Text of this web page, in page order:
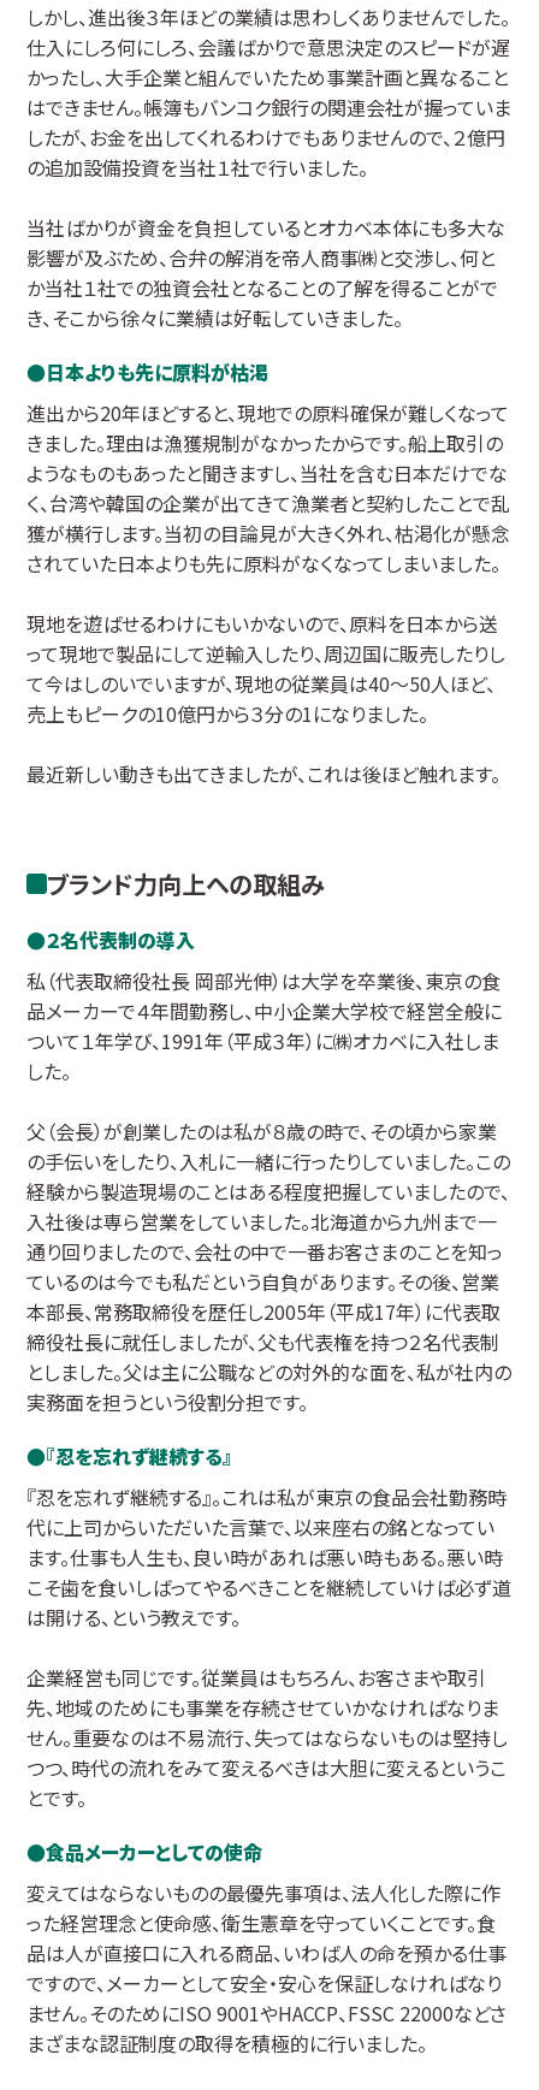
しかし、進出後３年ほどの業績は思わしくありませんでした。
仕入にしろ何にしろ、会議ばかりで意思決定のスピードが遅
かったし、大手企業と組んでいたため事業計画と異なること
はできません。帳簿もバンコク銀行の関連会社が握っていま
したが、お金を出してくれるわけでもありませんので、２億円
の追加設備投資を当社１社で行いました。
当社ばかりが資金を負担しているとオカベ本体にも多大な
影響が及ぶため、合弁の解消を帝人商事㈱と交渉し、何と
か当社１社での独資会社となることの了解を得ることがで
き、そこから徐々に業績は好転していきました。
日本よりも先に原料が枯渇
進出から20年ほどすると、現地での原料確保が難しくなって
きました。理由は漁獲規制がなかったからです。船上取引の
ようなものもあったと聞きますし、当社を含む日本だけでな
く、台湾や韓国の企業が出てきて漁業者と契約したことで乱
獲が横行します。当初の目論見が大きく外れ、枯渇化が懸念
されていた日本よりも先に原料がなくなってしまいました。
現地を遊ばせるわけにもいかないので、原料を日本から送
って現地で製品にして逆輸入したり、周辺国に販売したりし
て今はしのいでいますが、現地の従業員は40～50人ほど、
売上もピークの10億円から３分の1になりました。
最近新しい動きも出てきましたが、これは後ほど触れます。
ブランド力向上への取組み
２名代表制の導入
私（代表取締役社長 岡部光伸）は大学を卒業後、東京の食
品メーカーで４年間勤務し、中小企業大学校で経営全般に
ついて１年学び、1991年（平成３年）に㈱オカベに入社しま
した。
父（会長）が創業したのは私が８歳の時で、その頃から家業
の手伝いをしたり、入札に一緒に行ったりしていました。この
経験から製造現場のことはある程度把握していましたので、
入社後は専ら営業をしていました。北海道から九州まで一
通り回りましたので、会社の中で一番お客さまのことを知っ
ているのは今でも私だという自負があります。その後、営業
本部長、常務取締役を歴任し2005年（平成17年）に代表取
締役社長に就任しましたが、父も代表権を持つ２名代表制
としました。父は主に公職などの対外的な面を、私が社内の
実務面を担うという役割分担です。
『忍を忘れず継続する』
『忍を忘れず継続する』。これは私が東京の食品会社勤務時
代に上司からいただいた言葉で、以来座右の銘となってい
ます。仕事も人生も、良い時があれば悪い時もある。悪い時
こそ歯を食いしばってやるべきことを継続していけば必ず道
は開ける、という教えです。
企業経営も同じです。従業員はもちろん、お客さまや取引
先、地域のためにも事業を存続させていかなければなりま
せん。重要なのは不易流行、失ってはならないものは堅持し
つつ、時代の流れをみて変えるべきは大胆に変えるというこ
とです。
食品メーカーとしての使命
変えてはならないものの最優先事項は、法人化した際に作
った経営理念と使命感、衛生憲章を守っていくことです。食
品は人が直接口に入れる商品、いわば人の命を預かる仕事
ですので、メーカーとして安全・安心を保証しなければなり
ません。そのためにISO 9001やHACCP、FSSC 22000などさ
まざまな認証制度の取得を積極的に行いました。